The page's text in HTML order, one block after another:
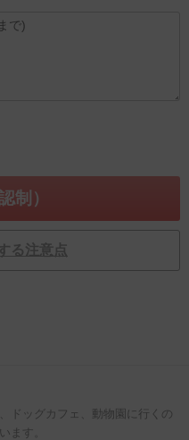
る注意点
ドッグカフェ、動物園に行くの
ます。